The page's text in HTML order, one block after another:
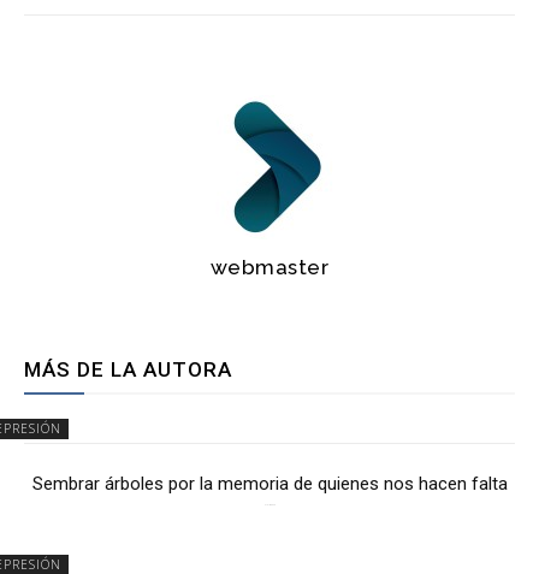
webmaster
MÁS DE LA AUTORA
Sembrar árboles por la memoria de quienes nos hacen falta